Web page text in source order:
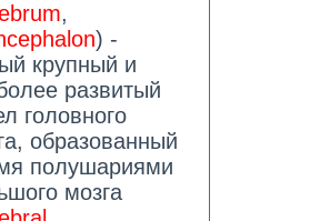
,
) -
крупный и
развитый
головного
образованный
полушариями
мозга